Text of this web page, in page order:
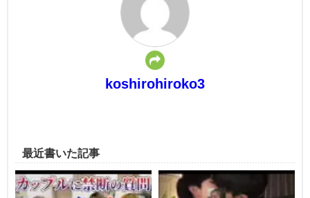
koshirohiroko3
最近書いた記事